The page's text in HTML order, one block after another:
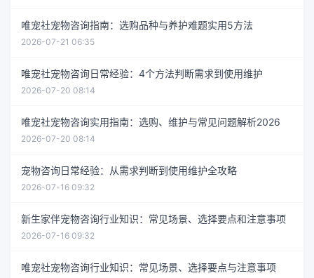
唯宠社宠物咨询指南：选购品种与养护难题实用5方法
2026-07-21 06:35
唯宠社宠物咨询日常经验：4个方法判断需求到使用维护
2026-07-20 08:14
唯宠社宠物咨询实用指南：选购、维护与常见问题解析2026
2026-07-20 08:14
宠物咨询日常经验：从需求判断到使用维护全攻略
2026-07-16 09:32
新生家伴宠物咨询行业知识：常见场景、选择要点和注意事项
2026-07-16 09:32
唯宠社宠物咨询行业知识：常见场景、选择要点与注意事项